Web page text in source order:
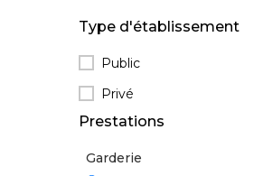
Type d'établissement
Public
Privé
Prestations
Garderie